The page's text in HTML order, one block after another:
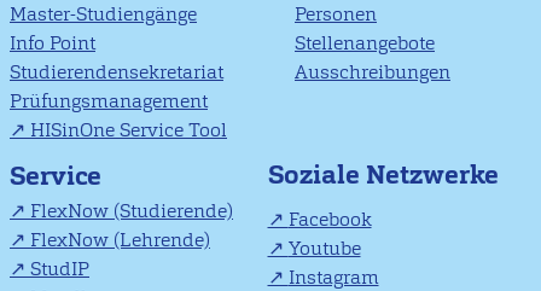
Master-Studiengänge
Info Point
Studierendensekretariat
Prüfungsmanagement
HISinOne Service Tool
Personen
Stellenangebote
Ausschreibungen
Service
FlexNow (Studierende)
FlexNow (Lehrende)
StudIP
Soziale Netzwerke
Facebook
Youtube
Instagram